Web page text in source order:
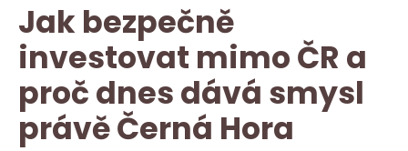
Jak bezpečně
investovat mimo ČR a
proč dnes dává smysl
právě Černá Hora